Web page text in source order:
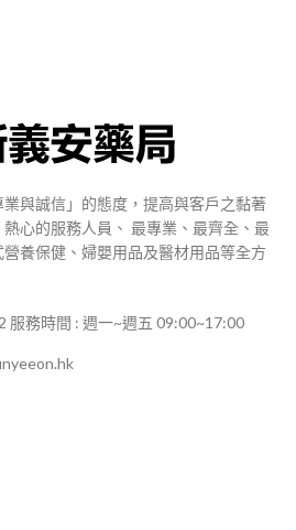
與誠信」的態度，提高與客戶之黏著
心的服務人員、 最專業、最齊全、最
養保健、婦嬰用品及醫材用品等全方
服務時間 : 週一~週五 09:00~17:00